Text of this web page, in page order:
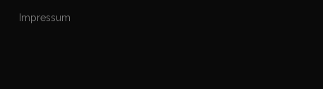
Impressum